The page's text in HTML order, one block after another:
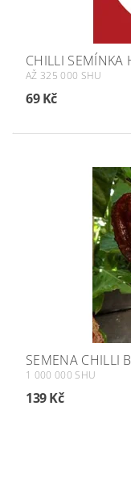
CHILLI SEMÍNKA
AŽ 325 000 SHU
69 Kč
SEMENA CHILLI
1 000 000 SHU
139 Kč